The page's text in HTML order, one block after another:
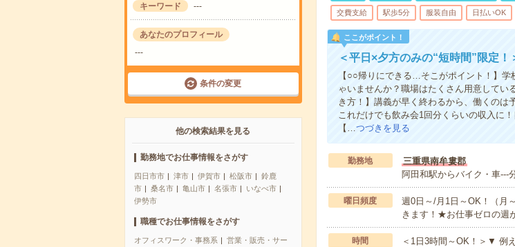
キーワード ---
あなたのプロフィール
---
条件の変更
他の検索結果を見る
勤務地でお仕事情報をさがす
四日市市 津市 伊賀市 松阪市
鈴鹿
市
桑名市 亀山市 名張市
いなべ市
伊勢市
職種でお仕事情報をさがす
オフィスワーク・事務系
営業・販売・サー
交費支給 駅歩5分 服装自由 日払いOK
ここがポイント！
＜平日×夕方のみの“短時間”限定
【○○帰りにできる…そこがポイント！】
ゃいませんか？職場はたくさん用意してい
き方！】講義が早く終わるから、働くの
これだけでも飲み会1回分くらいの収入に
【…つづきを見る
勤務地
三重県南牟婁郡
阿田和駅からバイク・車---
曜日頻度
週0日～/月1日～OK！（月
きます！★お仕事ゼロの週
時間
＜1日3時間～OK！＞▼ 例